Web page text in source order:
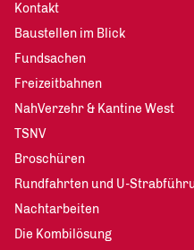
Kontakt
Baustellen im Blick
Fundsachen
Freizeitbahnen
NahVerzehr & Kantine West
TSNV
Broschüren
Rundfahrten und U-
Nachtarbeiten
Die Kombilösung